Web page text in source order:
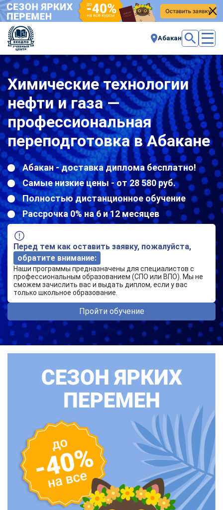
Абакан
Химические технологии
нефти и газа —
профессиональная
переподготовка в Абакане
Абакан - доставка диплома бесплатно!
Самые низкие цены - от 28 580 руб.
Полностью дистанционное обучение
Рассрочка 0% на 6 и 12 месяцев
Перед тем как оставить заявку, пожалуйста,
обратите внимание:
Наши программы предназначены для специалистов с
профессиональным образованием (СПО или ВПО). Мы не
сможем зачислить вас и выдать диплом, если у вас
только школьное образование.
Пройти обучение